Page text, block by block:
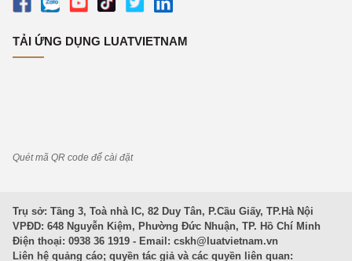
TẢI ỨNG DỤNG LUATVIETNAM
Quét mã QR code để cài đặt
Trụ sở: Tầng 3, Toà nhà IC, 82 Duy Tân, P.Cầu Giấy, TP.Hà Nội
VPĐD: 648 Nguyễn Kiệm, Phường Đức Nhuận, TP. Hồ Chí Minh
Điện thoại: 0938 36 1919 - Email: cskh@luatvietnam.vn
Liên hệ quảng cáo; quyền tác giả và các quyền liên quan: